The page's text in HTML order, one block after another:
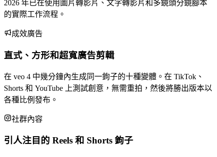
2026 年已在使用圖片轉影片、文字轉影片和多鏡頭分鏡腳本
的實際工作流程。
成效廣告
直式、方形和超寬廣告剪輯
在 veo 4 中幾分鐘內生成同一鉤子的十種變體。在 TikTok、
Shorts 和 YouTube 上測試創意，無需重拍，然後將勝出版本以
各種比例發布。
社群內容
引人注目的 Reels 和 Shorts 鉤子